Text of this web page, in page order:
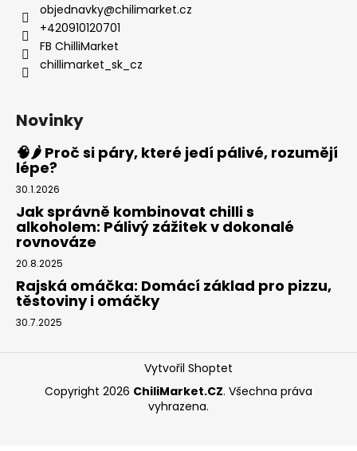
objednavky@chilimarket.cz
+420910120701
FB ChilliMarket
chillimarket_sk_cz
Novinky
🧠🌶️ Proč si páry, které jedí pálivé, rozumějí
lépe?
30.1.2026
Jak správně kombinovat chilli s
alkoholem: Pálivý zážitek v dokonalé
rovnováze
20.8.2025
Rajská omáčka: Domácí základ pro pizzu,
těstoviny i omáčky
30.7.2025
Vytvořil Shoptet
Copyright 2026 ChiliMarket.CZ. Všechna práva
vyhrazena.